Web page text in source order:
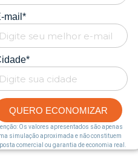
mail*
QUERO ECONOMIZAR
Os valores apresentados são apenas
simulação aproximada e não constituem
comercial ou garantia de economia real.